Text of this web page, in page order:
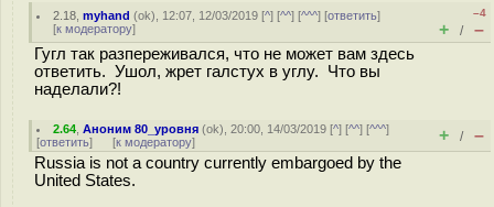
2.18 ,myhand (ok), 12:07, 12/03/2019 [^] [^^] [^^^] [ответить]
[к модератору]
–4
+ / –
Гугл так разпереживался, что не может вам здесь
ответить. Ушол, жрет галстух в углу. Что вы
наделали?!
2.64 ,Аноним 80_уровня (ok), 20:00, 14/03/2019 [^] [^^] [^^^]
[ответить] [к модератору] + / –
Russia is not a country currently embargoed by the
United States.